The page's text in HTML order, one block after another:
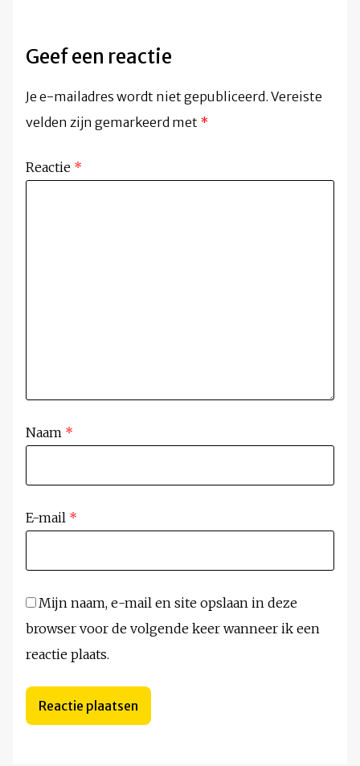
Geef een reactie
Je e-mailadres wordt niet gepubliceerd. Vereiste
velden zijn gemarkeerd met *
Reactie *
Naam *
E-mail *
Mijn naam, e-mail en site opslaan in deze
browser voor de volgende keer wanneer ik een
reactie plaats.